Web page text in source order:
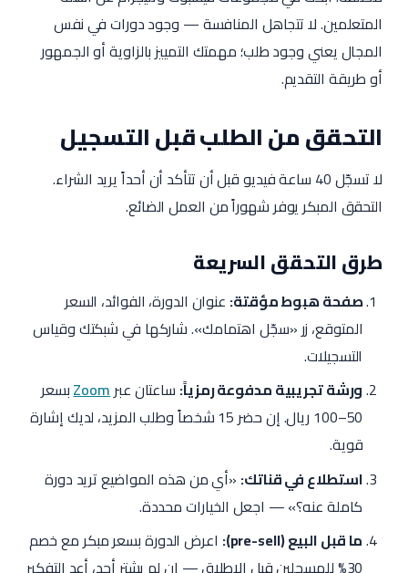
المتعلمين. لا تتجاهل المنافسة — وجود دورات في نفس
المجال يعني وجود طلب؛ مهمتك التمييز بالزاوية أو الجمهور
أو طريقة التقديم.
التحقق من الطلب قبل التسجيل
لا تسجّل 40 ساعة فيديو قبل أن تتأكد أن أحداً يريد الشراء.
التحقق المبكر يوفر شهوراً من العمل الضائع.
طرق التحقق السريعة
صفحة هبوط مؤقتة: عنوان الدورة، الفوائد، السعر
المتوقع، زر «سجّل اهتمامك». شاركها في شبكتك وقياس
التسجيلات.
ورشة تجريبية مدفوعة رمزياً: ساعتان عبرZoomبسعر
50–100 ريال. إن حضر 15 شخصاً وطلب المزيد، لديك إشارة
قوية.
استطلاع في قناتك: «أي من هذه المواضيع تريد دورة
كاملة عنه؟» — اجعل الخيارات محددة.
ما قبل البيع (pre-sell):
اعرض الدورة بسعر مبكر مع خصم
30% للمسجلين قبل الإطلاق — إن لم يشترِ أحد، أعد التفكير